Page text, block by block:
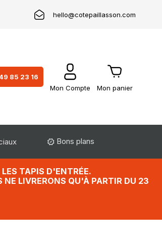
hello@cotepaillasson.com
85 23 16
Mon Compte
Mon panier
Bons plans
TAPIS D'ENTRÉE.
LIVRERONS QU'À PARTIR DU 23